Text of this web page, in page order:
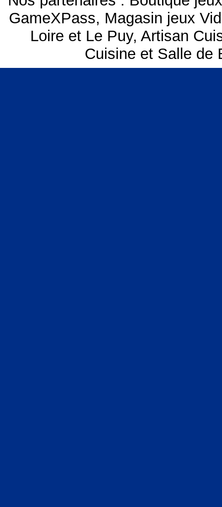
GameXPass, Magasin jeux
Loire et Le Puy, Artisan
Cuisine et Salle de